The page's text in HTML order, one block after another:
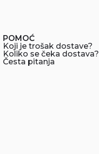
POMOĆ
Koji je trošak dostave?
Koliko se čeka dostava?
Česta pitanja